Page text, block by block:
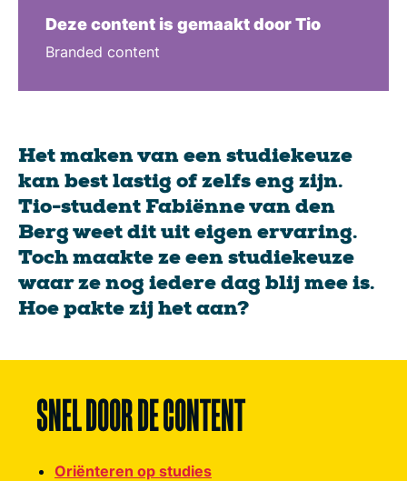
Deze content is gemaakt door Tio
Branded content
Het maken van een studiekeuze
kan best lastig of zelfs eng zijn.
Tio-student Fabiënne van den
Berg weet dit uit eigen ervaring.
Toch maakte ze een studiekeuze
waar ze nog iedere dag blij mee is.
Hoe pakte zij het aan?
SNEL DOOR DE CONTENT
Oriënteren op studies